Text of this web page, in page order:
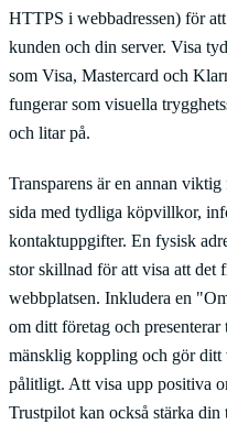
HTTPS i webbadressen) för
kunden och din server. Visa
som Visa, Mastercard och
fungerar som visuella
och litar på.
Transparens är en annan
sida med tydliga köpvillkor,
kontaktuppgifter. En fysisk
stor skillnad för att visa att det
webbplatsen. Inkludera en
om ditt företag och presenterar
mänsklig koppling och gör ditt
pålitligt. Att visa upp positiva
Trustpilot kan också stärka din